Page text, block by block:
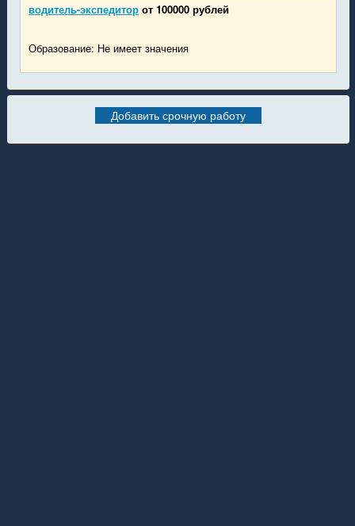
водитель-экспедитор от 100000 рублей
Образование: Не имеет значения
Добавить срочную работу